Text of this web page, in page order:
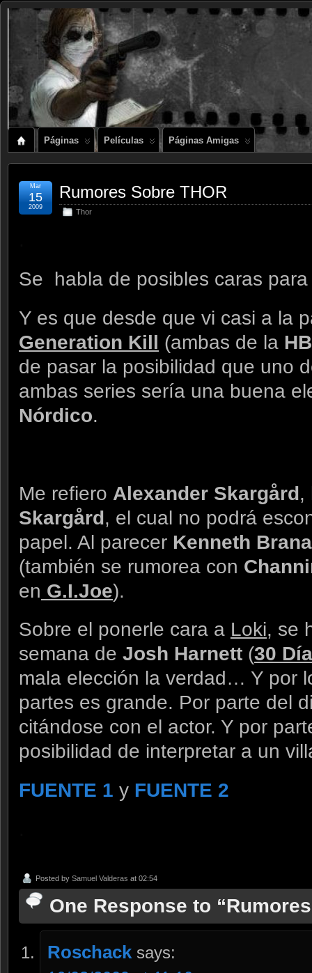
Páginas Películas Páginas Amigas
Rumores Sobre THOR
Thor
Mar
15
2009
Se habla de posibles caras para
Y es que desde que vi casi a la
Generation Kill (ambas de la
de pasar la posibilidad que uno
ambas series sería una buena
Nórdico.
Me refiero Alexander Skargård,
Skargård, el cual no podrá
papel. Al parecer Kenneth
(también se rumorea con
en G.I.Joe).
Sobre el ponerle cara a Loki, se
semana de Josh Harnett (30
mala elección la verdad… Y por
partes es grande. Por parte del
citándose con el actor. Y por
posibilidad de interpretar a un
FUENTE 1 y FUENTE 2
Posted by Samuel Valderas at 02:54
One Response to
Roschack says: